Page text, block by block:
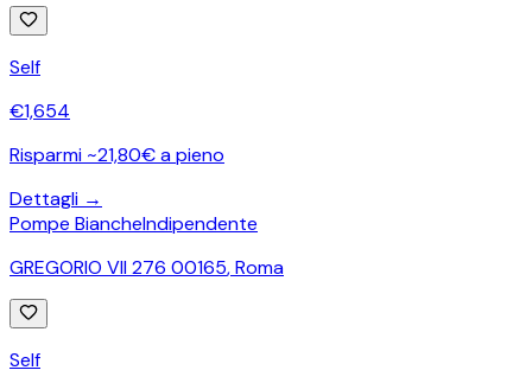
Self
€1,654
Risparmi ~21,80€ a pieno
Dettagli →
Pompe BiancheIndipendente
GREGORIO VII 276 00165,Roma
Self